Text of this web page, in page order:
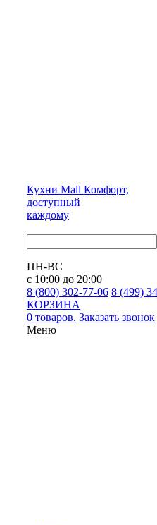
Кухни Mall Комфорт,
доступный
каждому
ПН-ВС
с 10:00 до 20:00
8 (800) 302-77-06 8 (499)
КОРЗИНА
0 товаров. Заказать звонок
Меню